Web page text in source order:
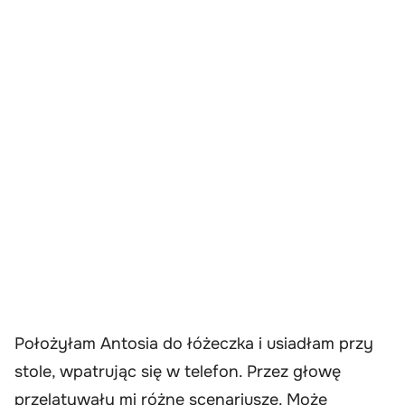
Położyłam Antosia do łóżeczka i usiadłam przy
stole, wpatrując się w telefon. Przez głowę
przelatywały mi różne scenariusze. Może